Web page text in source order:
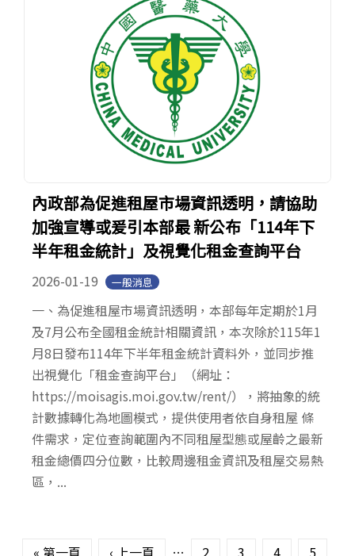
內政部為促進租屋市場資訊透明，請協助
加強宣導或爰引本部最 新公布「114年下
半年租金統計」及視覺化租金查詢平台
2026-01-19 一般消息
一、為促進租屋市場資訊透明，本部每年定期於1月
及7月公布全國租金統計相關資訊，本次除於115年1
月8日發布114年下半年租金統計資料外，並同步推
出視覺化「租金查詢平台」（網址：
https://moisagis.moi.gov.tw/rent/），將抽象的統
計數據轉化為地圖模式，提供使用者依自身租屋 條
件需求，定位查詢範圍內不同租屋型態或屋齡之最新
租金總價四分位數，比較周邊租金資訊及租屋交易熱
區，...
« 第一頁 ‹ 上一頁 … 2 3 4 5